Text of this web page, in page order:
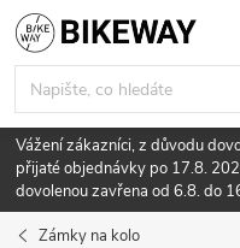
Přejít
na
obsah
Vážení zákazníci, z důvodu
přijaté objednávky po 17.8.
dovolenou zavřena od 6.8. do
Zámky na kolo